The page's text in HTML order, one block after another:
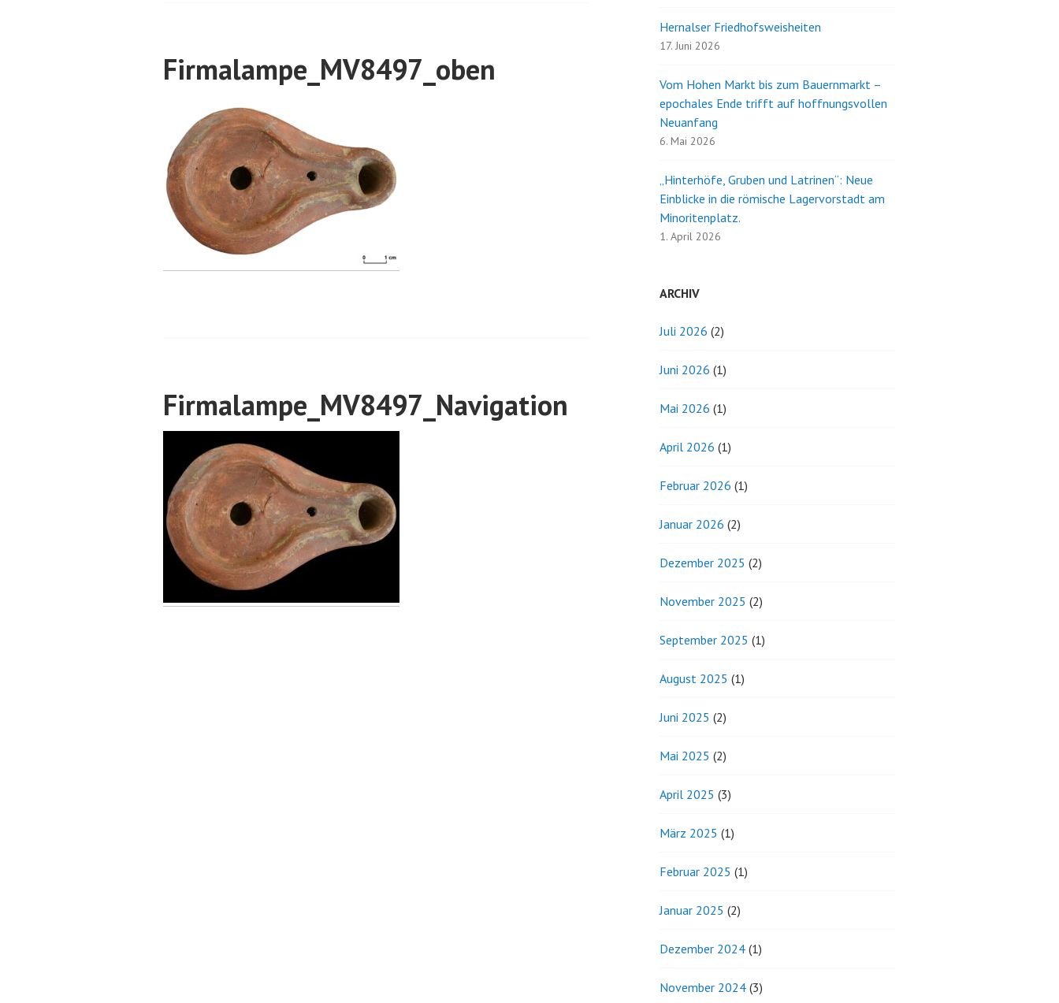
Firmalampe_MV8497_oben
Firmalampe_MV8497_Navigation
Hernalser Friedhofsweisheiten
17. Juni 2026
Vom Hohen Markt bis zum Bauernmarkt –
epochales Ende trifft auf hoffnungsvollen
Neuanfang
6. Mai 2026
„Hinterhöfe, Gruben und Latrinen“: Neue
Einblicke in die römische Lagervorstadt am
Minoritenplatz.
1. April 2026
ARCHIV
Juli 2026 (2)
Juni 2026 (1)
Mai 2026 (1)
April 2026 (1)
Februar 2026 (1)
Januar 2026 (2)
Dezember 2025 (2)
November 2025 (2)
September 2025 (1)
August 2025 (1)
Juni 2025 (2)
Mai 2025 (2)
April 2025 (3)
März 2025 (1)
Februar 2025 (1)
Januar 2025 (2)
Dezember 2024 (1)
November 2024 (3)